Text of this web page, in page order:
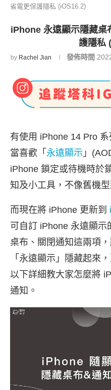
省電更保護隱私 (iOS16.2)
iPhone 永遠顯示隱藏桌
護隱私
by Rachel Jian 發佈時間
有使用 iPhone 14 Pro
當喜歡「 永遠顯示 」
iPhone 鎖定或待機時於
知及小工具，不像舊機
而現在將 iPhone 更新到
可自訂 iPhone 永遠顯示
桌布、關閉通知這兩項
「永遠顯示」隱藏起來
以下詳細教大家怎麼將
通知。